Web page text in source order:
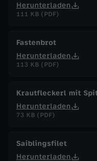
Herunterladen
111 KB (PDF)
Fastenbrot
Herunterladen
113 KB (PDF)
Krautfleckerl mit
Herunterladen
73 KB (PDF)
Saiblingsfilet
Herunterladen